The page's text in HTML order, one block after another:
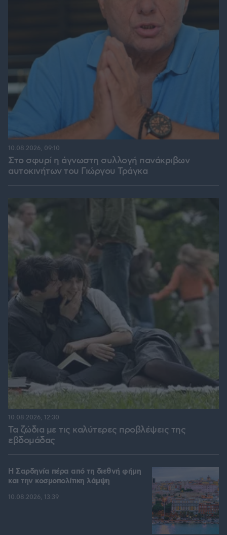
Στο σφυρί η άγνωστη συλλογή πανάκριβων
αυτοκινήτων του Γιώργου Τράγκα
10.08.2026, 09:10
Τα ζώδια με τις καλύτερες προβλέψεις της
εβδομάδας
10.08.2026, 12:30
Η Σαρδηνία πέρα από τη διεθνή φήμη
και την κοσμοπολίτικη λάμψη
10.08.2026, 13:39